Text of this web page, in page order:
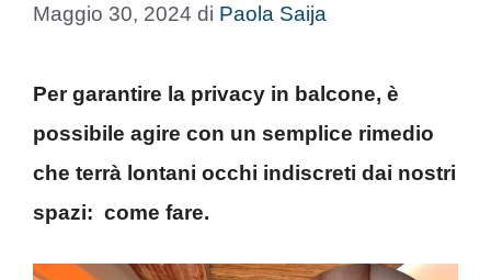
Maggio 30, 2024 di Paola Saija
Per garantire la privacy in balcone, è
possibile agire con un semplice rimedio
che terrà lontani occhi indiscreti dai nostri
spazi: come fare.